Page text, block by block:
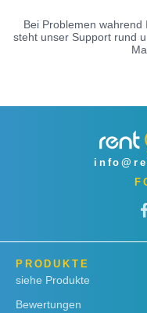
Bei Problemen
steht unser Support rund
PRODUKTE
siehe Produkte
Bewertungen